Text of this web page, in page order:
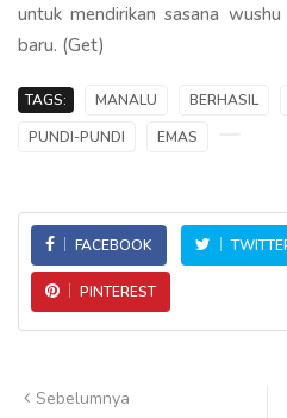
untuk mendirikan sasana
baru. (Get)
TAGS: MANALU BERHASIL
PUNDI-PUNDI
EMAS
FACEBOOK
PINTEREST
Sebelumnya